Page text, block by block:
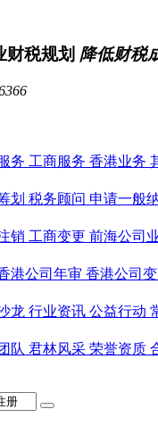
财税规划 降低财税
务 工商服务 香港业务
划 税务顾问 申请一般
销 工商变更 前海公司
港公司年审 香港公司
龙 行业资讯 公益行动
队 君林风采 荣誉资质